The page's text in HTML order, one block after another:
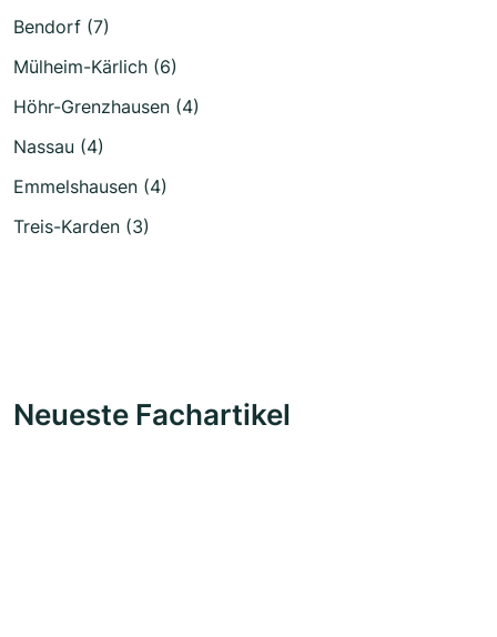
Bendorf (7)
Mülheim-Kärlich (6)
Höhr-Grenzhausen (4)
Nassau (4)
Emmelshausen (4)
Treis-Karden (3)
Neueste Fachartikel